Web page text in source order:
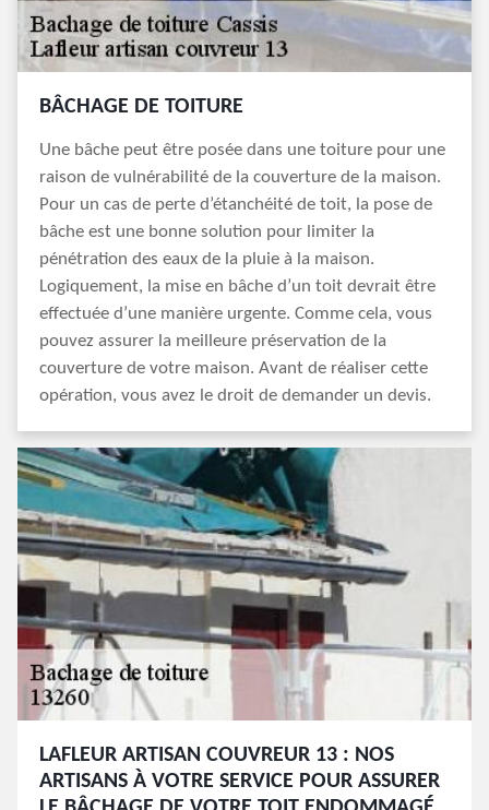
BÂCHAGE DE TOITURE
Une bâche peut être posée dans une toiture pour une
raison de vulnérabilité de la couverture de la maison.
Pour un cas de perte d’étanchéité de toit, la pose de
bâche est une bonne solution pour limiter la
pénétration des eaux de la pluie à la maison.
Logiquement, la mise en bâche d’un toit devrait être
effectuée d’une manière urgente. Comme cela, vous
pouvez assurer la meilleure préservation de la
couverture de votre maison. Avant de réaliser cette
opération, vous avez le droit de demander un devis.
LAFLEUR ARTISAN COUVREUR 13 : NOS
ARTISANS À VOTRE SERVICE POUR ASSURER